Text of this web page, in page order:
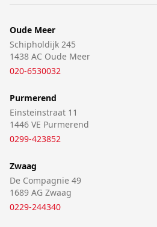
Oude Meer
Schipholdijk 245
1438 AC Oude Meer
020-6530032
Purmerend
Einsteinstraat 11
1446 VE Purmerend
0299-423852
Zwaag
De Compagnie 49
1689 AG Zwaag
0229-244340